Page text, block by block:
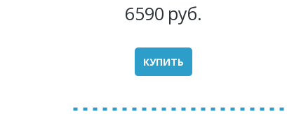
6590 руб.
КУПИТЬ